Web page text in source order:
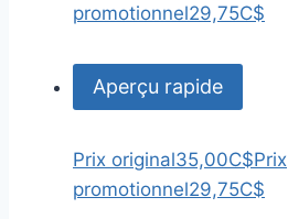
promotionnel29,75C$
Aperçu rapide
Prix original35,00C$Prix
promotionnel29,75C$